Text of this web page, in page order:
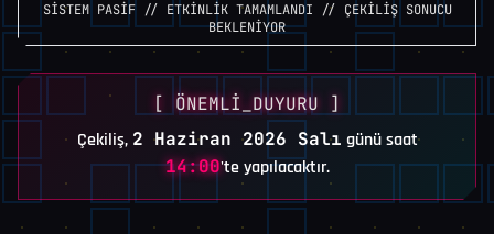
SİSTEM PASİF // ETKİNLİK TAMAMLANDI // ÇEKİLİŞ SONUCU
BEKLENİYOR
[ ÖNEMLİ_DUYURU ]
Çekiliş, 2 Haziran 2026 Salı günü saat
14:00'te yapılacaktır.